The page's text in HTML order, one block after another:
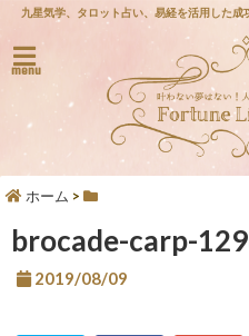
九星気学、タロット占い、易経を活用した
menu
ホーム >
brocade-carp-
2019/08/09